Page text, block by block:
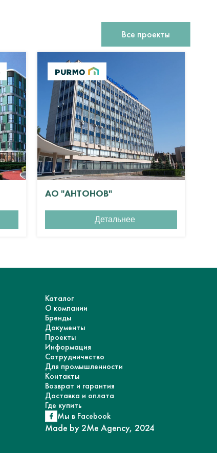
Все проекты
АО "АНТОНОВ"
Детальнее
Каталог
О компании
Бренды
Документы
Проекты
Информация
Сотрудничество
Для промышленности
Контакты
Возврат и гарантия
Доставка и оплата
Где купить
Мы в Facebook
Made by 2Me Agency, 2024